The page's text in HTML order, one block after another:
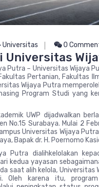
Universitas 0
Universitas
Putra – Universitas Wijaya
Pertanian, Fakultas
Wijaya Putra
Program Studi yang
UWP dijadwalkan
No.15 Surabaya. Mulai 2
Universitas Wijaya
Bapak dr. H. Poernomo
Putra dialihkelolakan
kedua yayasan
saat alih kelola,
Oleh karena itu,